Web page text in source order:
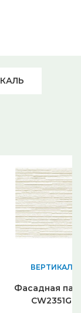
ВЕРТИКАЛЬ
Фасадная
CW2351GC